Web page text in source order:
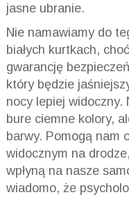
jasne ubranie.
Nie namawiamy do
białych kurtkach,
gwarancję
który będzie
nocy lepiej widoczny.
bure ciemne kolory,
barwy. Pomogą nam
widocznym na
wpłyną na nasze
wiadomo, że